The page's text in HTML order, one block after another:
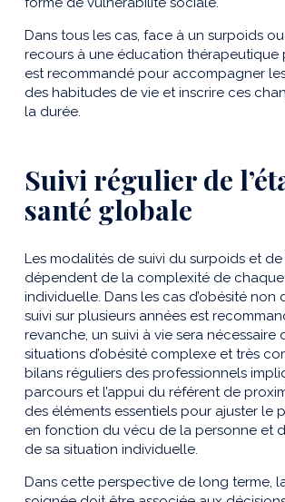
Dans tous les cas, face à un surpoids
recours à une éducation thérapeutique
est recommandé pour accompagner
des habitudes de vie et inscrire ces
la durée.
Suivi régulier de
santé globale
Les modalités de suivi du surpoids et de
dépendent de la complexité de
individuelle. Dans les cas d’obésité non
suivi sur plusieurs années est
revanche, un suivi à vie sera nécessaire
situations d’obésité complexe et très
bilans réguliers des professionnels
parcours et l’appui du référent de
des éléments essentiels pour ajuster le
en fonction du vécu de la personne et
de sa situation individuelle.
Dans cette perspective de long terme,